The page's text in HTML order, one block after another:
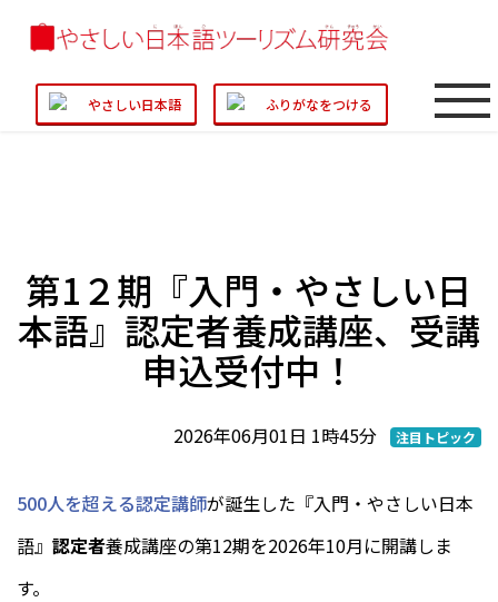
やさしい日本語 ふりがなをつける
第1２期『入門・やさしい日
本語』認定者養成講座、受講
申込受付中！
2026年06月01日 1時45分 注目トピック
500人を超える認定講師が誕生した『入門・やさしい日本
語』 認定者養成講座の第12期を2026年10月に開講しま
す。